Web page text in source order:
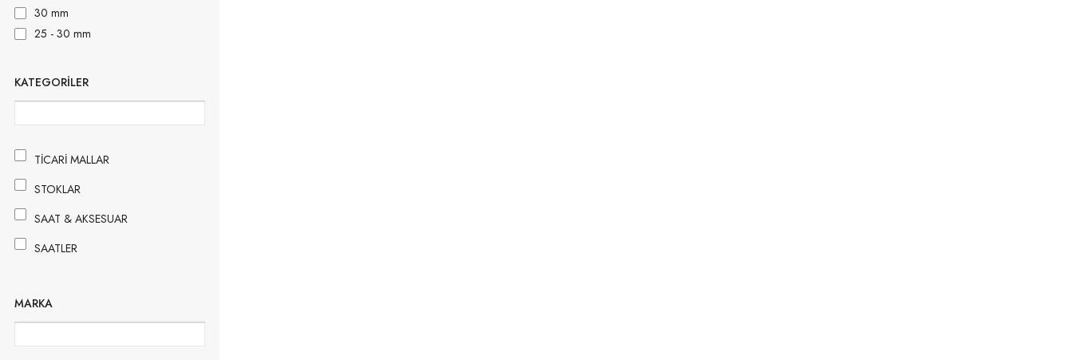
30 mm
25 - 30 mm
KATEGORILER
TİCARİ MALLAR
STOKLAR
SAAT & AKSESUAR
SAATLER
MARKA